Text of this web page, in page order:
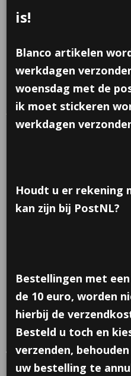
Home>Losse stickers>Vorm
stuks
Vorm
is!
Blanco artikelen
werkdagen
woensdag met de
ik moet stickeren
werkdagen
Houdt u er rekening
kan zijn bij PostNL?
Bestellingen met
de 10 euro, worden
hierbij de
Besteld u toch en
verzenden,
uw bestelling te